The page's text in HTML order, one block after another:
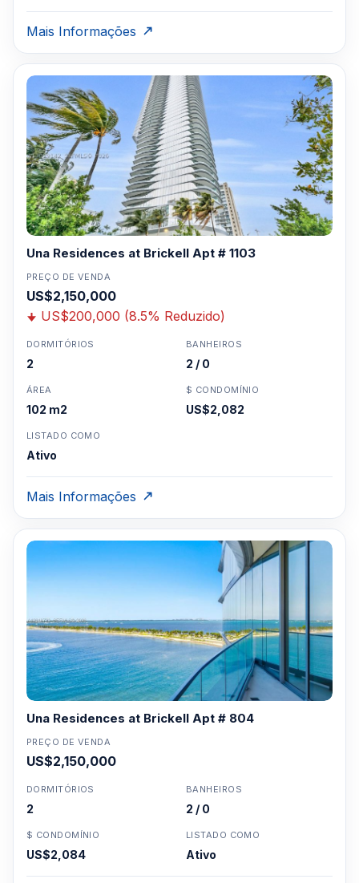
Mais Informações
Una Residences at Brickell Apt # 1103
PREÇO DE VENDA
US$2,150,000
US$200,000 (8.5% Reduzido)
DORMITÓRIOS
2
BANHEIROS
2 / 0
ÁREA
102 m2
$ CONDOMÍNIO
US$2,082
LISTADO COMO
Ativo
Mais Informações
Una Residences at Brickell Apt # 804
PREÇO DE VENDA
US$2,150,000
DORMITÓRIOS
2
BANHEIROS
2 / 0
$ CONDOMÍNIO
US$2,084
LISTADO COMO
Ativo